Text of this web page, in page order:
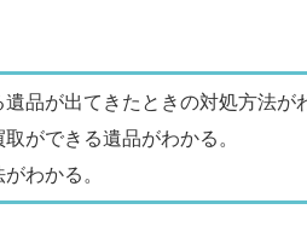
品が出てきたときの対処方法が
ができる遺品がわかる。
わかる。